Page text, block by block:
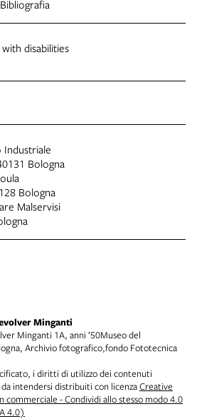
disabilities
Industriale
Bologna
Bologna
Malservisi
Minganti
Minganti 1A, anni ’50Museo del
Archivio fotografico,fondo Fototecnica
i diritti di utilizzo dei contenuti
intendersi distribuiti con licenzaCreative
commerciale - Condividi allo stesso modo 4.0
4.0)